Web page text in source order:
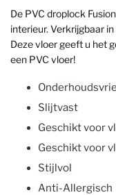
De PVC droplock
interieur. Verkrijgbaar
Deze vloer geeft u het
een PVC vloer!
Slijtvast
Geschikt voor
Geschikt voor
Stijlvol
Anti-Allergisch